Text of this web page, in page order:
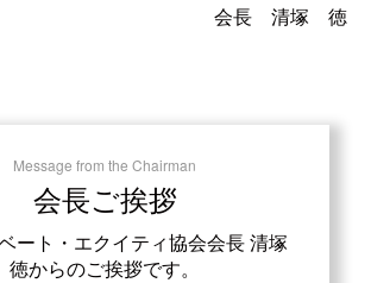
会長 清塚 徳
Message from the Chairman
会長ご挨拶
ート・エクイティ協会会長 清塚
徳からのご挨拶です。